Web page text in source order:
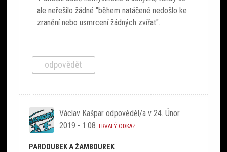
ale neřešilo žádné "během natáčené nedošlo ke
zranění nebo usmrcení žádných zvířat".
odpovědět
Václav Kašpar odpověděl/a v24. Únor
2019 - 1:08 TRVALÝ ODKAZ
PARDOUBEK A ŽAMBOUREK